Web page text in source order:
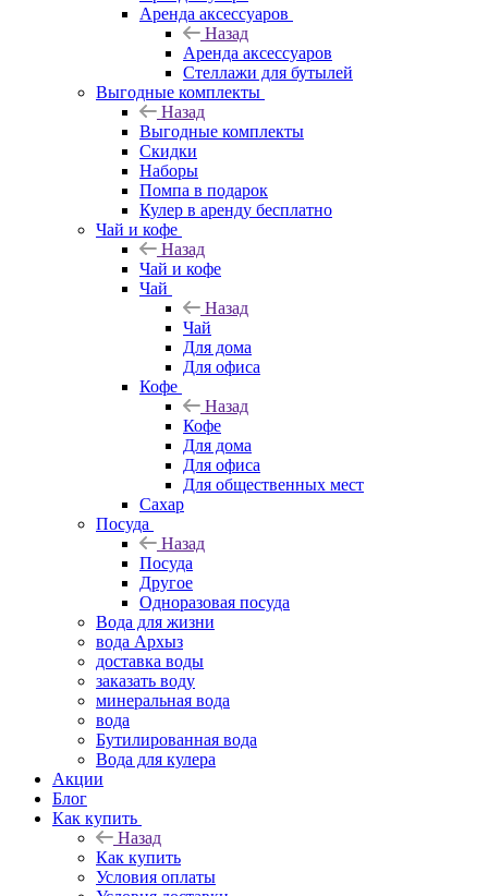
Аренда аксессуаров
Назад
Аренда аксессуаров
Стеллажи для бутылей
Выгодные комплекты
Назад
Выгодные комплекты
Скидки
Наборы
Помпа в подарок
Кулер в аренду бесплатно
Чай и кофе
Назад
Чай и кофе
Чай
Назад
Чай
Для дома
Для офиса
Кофе
Назад
Кофе
Для дома
Для офиса
Для общественных мест
Сахар
Посуда
Назад
Посуда
Другое
Одноразовая посуда
Вода для жизни
вода Архыз
доставка воды
заказать воду
минеральная вода
вода
Бутилированная вода
Вода для кулера
Акции
Блог
Как купить
Назад
Как купить
Условия оплаты